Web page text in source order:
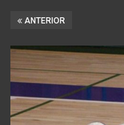
ANTERIOR